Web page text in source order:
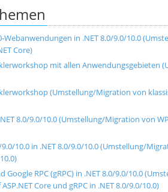
Webanwendungen in .NET 8.0/9.0/10.0
Core)
mit allen Anwendungsgebieten
(Umstellung/Migration von
8.0/9.0/10.0 (Umstellung/Migration von
10.0 in .NET 8.0/9.0/10.0 (Umstellung/
Google RPC (gRPC) in .NET 8.0/9.0/10.0
Core und gRPC in .NET 8.0/9.0/10.0)